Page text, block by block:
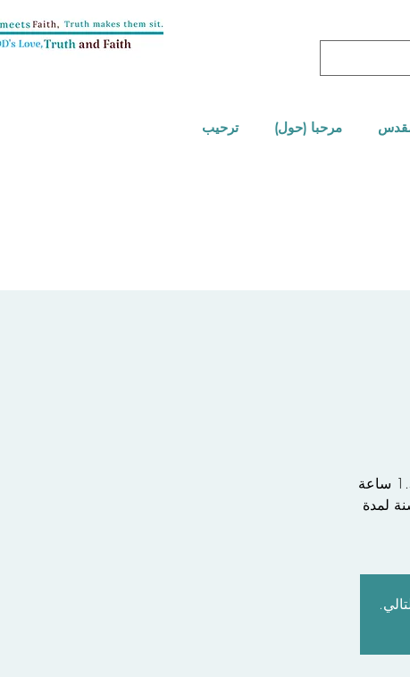
ترحيب مرحبا (حول)
** من يتكلم بلسان يبني نفسه. (1 كو 14: 4). لنذهب نصلي بألسنة لمدة 1.5 ساعة
ونصلي بألسنة لمدة